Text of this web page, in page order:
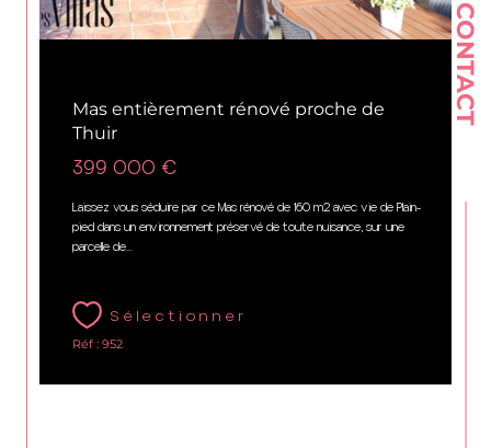
CONTACT
Mas entièrement rénové proche de
Thuir
399 000 €
Laissez vous séduire par ce Mas rénové de 160 m2 avec vie de Plain-
pied dans un environnement préservé de toute nuisance, sur une
parcelle de...
Sélectionner
Réf : 952